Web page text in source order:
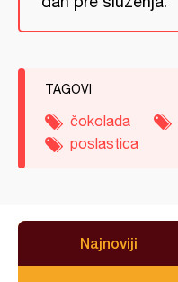
TAGOVI
čokolada
poslastica
Najnoviji